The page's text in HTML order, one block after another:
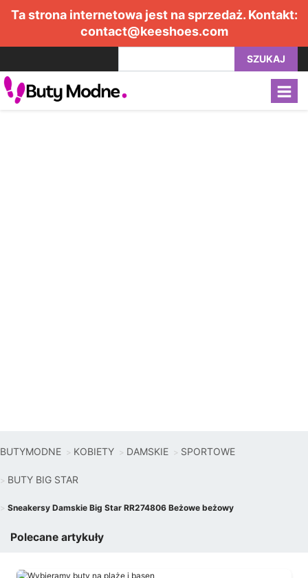
Ta strona internetowa jest na sprzedaż. Kontakt:
contact@keeshoes.com
SZUKAJ
BUTYMODNE KOBIETY DAMSKIE SPORTOWE
BUTY BIG STAR
Sneakersy Damskie Big Star RR274806 Beżowe beżowy
Polecane artykuły